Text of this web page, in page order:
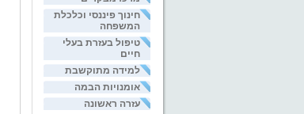
חינוך פיננסי וכלכלת
המשפחה
טיפול בעזרת בעלי
חיים
למידה מתוקשבת
אומנויות הבמה
עזרה ראשונה